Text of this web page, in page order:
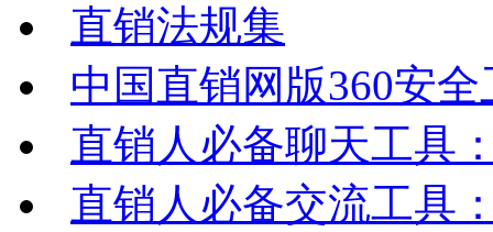
直销法规集
中国直销网版360安全
直销人必备聊天工具
直销人必备交流工具